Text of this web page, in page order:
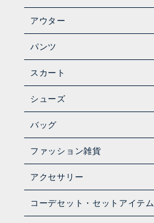
アウター
パンツ
スカート
シューズ
バッグ
ファッション雑貨
アクセサリー
コーデセット・セットアイテム